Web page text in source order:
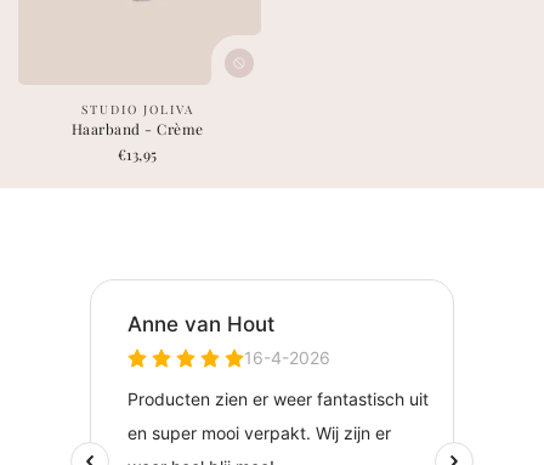
leverancier:
STUDIO JOLIVA
Haarband - Crème
Normale
€13,95